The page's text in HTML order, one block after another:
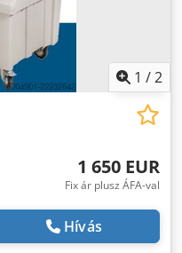
1 /2
1 650 EUR
Fix ár plusz ÁFA-val
Hívás